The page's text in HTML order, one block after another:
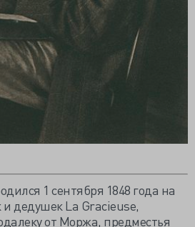
1 сентября 1848 года на
дедушек La Gracieuse,
от Моржа, предместья